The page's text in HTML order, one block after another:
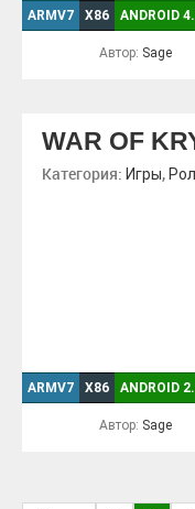
ARMV7 X86 ANDROID
Автор: Sage
WAR OF
Категория: Игры,
ARMV7 X86 ANDROID
Автор: Sage